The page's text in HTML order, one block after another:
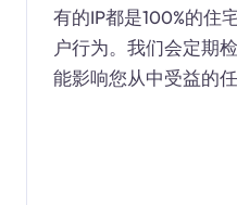
有的IP都是100%的住
户行为。我们会定期
能影响您从中受益的